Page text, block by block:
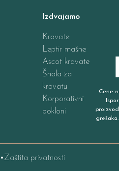
Izdvajamo
Kravate
Leptir mašne
Ascot kravate
Šnala za
kravatu
Korporativni
pokloni
Cene
•Zaštita privatnosti